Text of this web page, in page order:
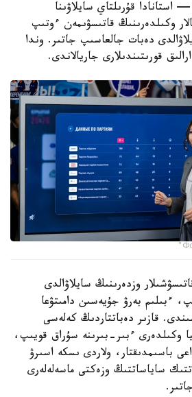
استانا. KAZINFORM — استانادا قۇرىلتاي سايلاۋىنا
وكىلدەرىنىڭ قاتىسۋىمەن ءوتىپ
دەبات جالعاسىپ جاتىر. وندا
قورىتىندىلارى جاريالاندى.
وزدەرىنىڭ سايلاۋالدى
ءبىلىم بەرۋ جۇيەسىن دامىتۋعا
قازىر دەباتتاردىڭ كەلەسى
وكىلدەرى ءبىر-بىرىنە سۇراق قويىپ،
باسىمدىقتار، ولاردى ىسكە اسىرۋ
ساياساتتىڭ وزەكتى ماسەلەلەرى